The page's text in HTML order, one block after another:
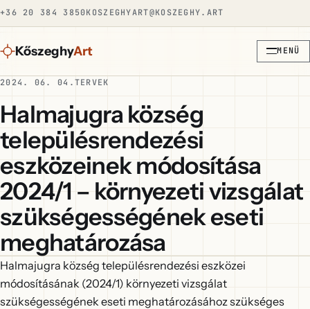
+36 20 384 3850KOSZEGHYART@KOSZEGHY.ART
KőszeghyArt MENÜ
2024. 06. 04.TERVEK
Halmajugra község
településrendezési
eszközeinek módosítása
2024/1 – környezeti vizsgálat
szükségességének eseti
meghatározása
Halmajugra község településrendezési eszközei
módosításának (2024/1) környezeti vizsgálat
szükségességének eseti meghatározásához szükséges